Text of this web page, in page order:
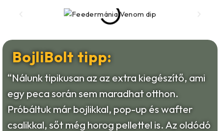
BojliBolt tipp:
“Nálunk tipikusan az az extra kiegészítő, ami
egy peca során sem maradhat otthon.
Próbáltuk már bojlikkal, pop-up és wafter
csalikkal, sőt még horog pellettel is. Az oldódó